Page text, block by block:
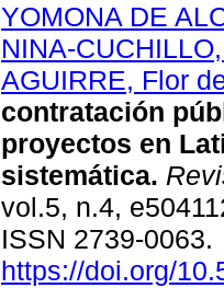
YOMONA DE
NINA-
AGUIRRE, Flor
contratación
proyectos en
sistemática.
vol.5, n.4,
ISSN 2739-0063.
https://doi.org/